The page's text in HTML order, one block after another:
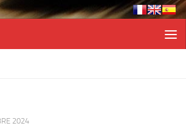
2024